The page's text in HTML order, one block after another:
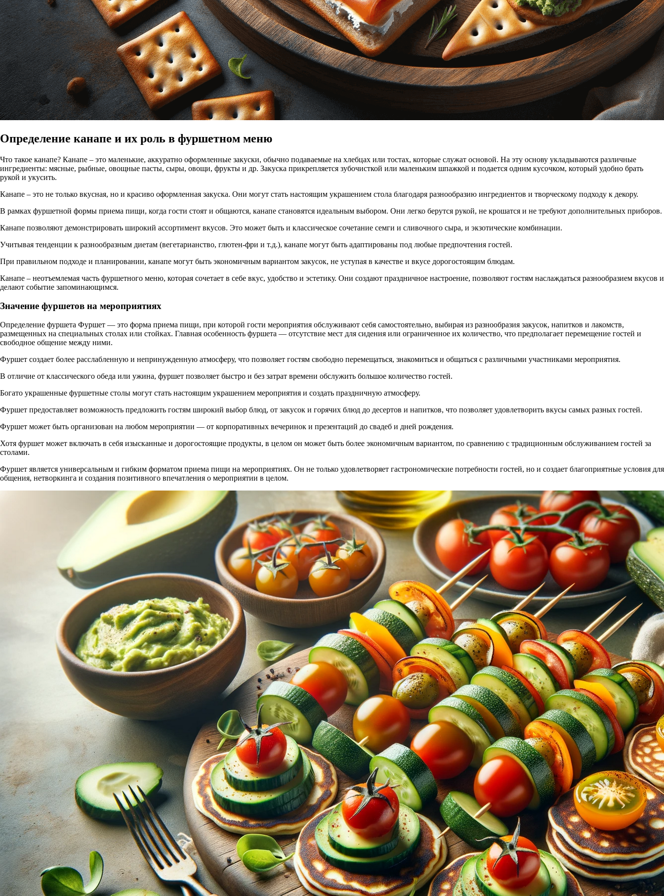
Определение канапе и их роль в фуршетном меню
Что такое канапе? Канапе – это маленькие, аккуратно оформленные закуски, обычно подаваемые на хлебцах или тостах, которые служат основой. На эту основу укладываются различные
ингредиенты: мясные, рыбные, овощные пасты, сыры, овощи, фрукты и др. Закуска прикрепляется зубочисткой или маленьким шпажкой и подается одним кусочком, который удобно брать
рукой и укусить.
Канапе – это не только вкусная, но и красиво оформленная закуска. Они могут стать настоящим украшением стола благодаря разнообразию ингредиентов и творческому подходу к декору.
В рамках фуршетной формы приема пищи, когда гости стоят и общаются, канапе становятся идеальным выбором. Они легко берутся рукой, не крошатся и не требуют дополнительных приборов.
Канапе позволяют демонстрировать широкий ассортимент вкусов. Это может быть и классическое сочетание семги и сливочного сыра, и экзотические комбинации.
Учитывая тенденции к разнообразным диетам (вегетарианство, глютен-фри и т.д.), канапе могут быть адаптированы под любые предпочтения гостей.
При правильном подходе и планировании, канапе могут быть экономичным вариантом закусок, не уступая в качестве и вкусе дорогостоящим блюдам.
Канапе – неотъемлемая часть фуршетного меню, которая сочетает в себе вкус, удобство и эстетику. Они создают праздничное настроение, позволяют гостям наслаждаться разнообразием вкусов и
делают событие запоминающимся.
Значение фуршетов на мероприятиях
Определение фуршета Фуршет — это форма приема пищи, при которой гости мероприятия обслуживают себя самостоятельно, выбирая из разнообразия закусок, напитков и лакомств,
размещенных на специальных столах или стойках. Главная особенность фуршета — отсутствие мест для сидения или ограниченное их количество, что предполагает перемещение гостей и
свободное общение между ними.
Фуршет создает более расслабленную и непринужденную атмосферу, что позволяет гостям свободно перемещаться, знакомиться и общаться с различными участниками мероприятия.
В отличие от классического обеда или ужина, фуршет позволяет быстро и без затрат времени обслужить большое количество гостей.
Богато украшенные фуршетные столы могут стать настоящим украшением мероприятия и создать праздничную атмосферу.
Фуршет предоставляет возможность предложить гостям широкий выбор блюд, от закусок и горячих блюд до десертов и напитков, что позволяет удовлетворить вкусы самых разных гостей.
Фуршет может быть организован на любом мероприятии — от корпоративных вечеринок и презентаций до свадеб и дней рождения.
Хотя фуршет может включать в себя изысканные и дорогостоящие продукты, в целом он может быть более экономичным вариантом, по сравнению с традиционным обслуживанием гостей за
столами.
Фуршет является универсальным и гибким форматом приема пищи на мероприятиях. Он не только удовлетворяет гастрономические потребности гостей, но и создает благоприятные условия для
общения, нетворкинга и создания позитивного впечатления о мероприятии в целом.